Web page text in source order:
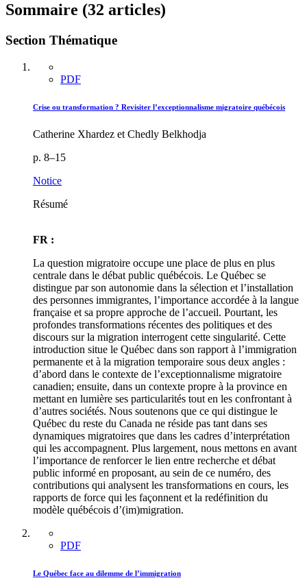
Sommaire (32 articles)
Section Thématique
PDF
Crise ou transformation ? Revisiter l’exceptionnalisme migratoire québécois
Catherine Xhardez et Chedly Belkhodja
p. 8–15
Notice
Résumé
FR :
La question migratoire occupe une place de plus en plus
centrale dans le débat public québécois. Le Québec se
distingue par son autonomie dans la sélection et l’installation
des personnes immigrantes, l’importance accordée à la langue
française et sa propre approche de l’accueil. Pourtant, les
profondes transformations récentes des politiques et des
discours sur la migration interrogent cette singularité. Cette
introduction situe le Québec dans son rapport à l’immigration
permanente et à la migration temporaire sous deux angles :
d’abord dans le contexte de l’exceptionnalisme migratoire
canadien; ensuite, dans un contexte propre à la province en
mettant en lumière ses particularités tout en les confrontant à
d’autres sociétés. Nous soutenons que ce qui distingue le
Québec du reste du Canada ne réside pas tant dans ses
dynamiques migratoires que dans les cadres d’interprétation
qui les accompagnent. Plus largement, nous mettons en avant
l’importance de renforcer le lien entre recherche et débat
public informé en proposant, au sein de ce numéro, des
contributions qui analysent les transformations en cours, les
rapports de force qui les façonnent et la redéfinition du
modèle québécois d’(im)migration.
PDF
Le Québec face au dilemme de l’immigration